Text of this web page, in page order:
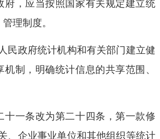
府，应当按照国家有关规定建立统
理制度。
政府统计机构和有关部门建立健
制，明确统计信息的共享范围、
一条改为第二十四条，第一款修
、企业事业单位和其他组织等统计